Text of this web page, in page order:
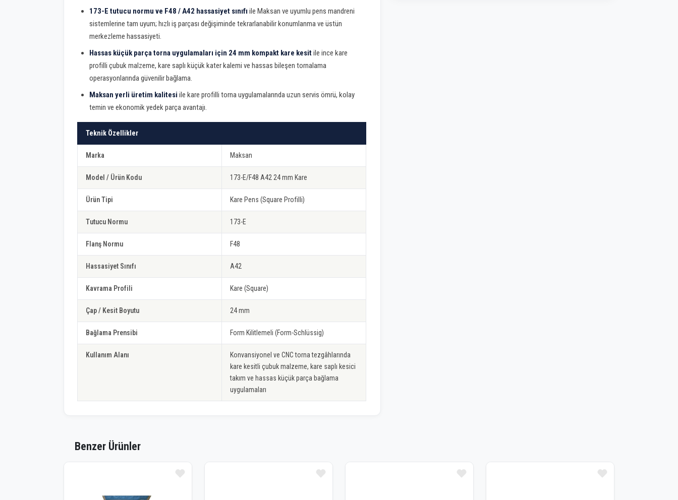
173-E tutucu normu ve F48 / A42 hassasiyet sınıfı ile Maksan ve uyumlu pens mandreni
sistemlerine tam uyum; hızlı iş parçası değişiminde tekrarlanabilir konumlanma ve üstün
merkezleme hassasiyeti.
Hassas küçük parça torna uygulamaları için 24 mm kompakt kare kesitile ince kare
profilli çubuk malzeme, kare saplı küçük kater kalemi ve hassas bileşen tornalama
operasyonlarında güvenilir bağlama.
Maksan yerli üretim kalitesi ile kare profilli torna uygulamalarında uzun servis ömrü, kolay
temin ve ekonomik yedek parça avantajı.
Teknik Özellikler
Marka Maksan
Model / Ürün Kodu 173-E/F48 A42 24 mm Kare
Ürün Tipi Kare Pens (Square Profilli)
Tutucu Normu 173-E
Flanş Normu F48
Hassasiyet Sınıfı A42
Kavrama Profili Kare (Square)
Çap / Kesit Boyutu 24 mm
Bağlama Prensibi Form Kilitlemeli (Form-Schlüssig)
Kullanım Alanı
Konvansiyonel ve CNC torna tezgâhlarında
kare kesitli çubuk malzeme, kare saplı kesici
takım ve hassas küçük parça bağlama
uygulamaları
Benzer Ürünler